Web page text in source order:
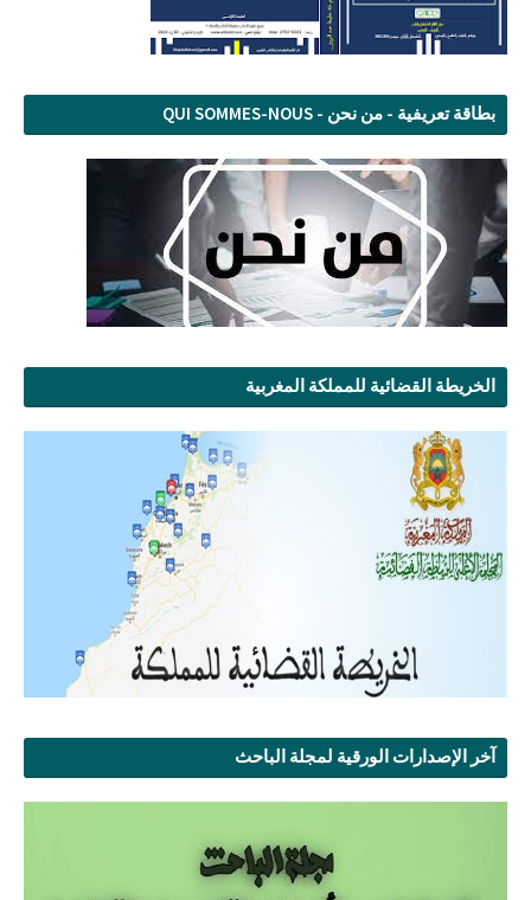
بطاقة تعريفية - من نحن - QUI SOMMES-NOUS
الخريطة القضائية للمملكة المغربية
آخر الإصدارات الورقية لمجلة الباحث